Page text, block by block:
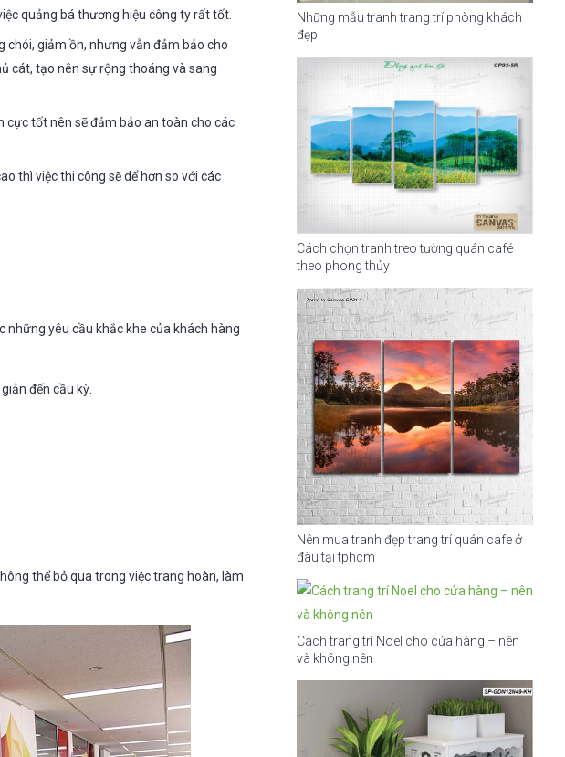
quảng bá thương hiệu công ty rất tốt.
giảm ồn, nhưng vẫn đảm bảo cho
cát, tạo nên sự rộng thoáng và sang
cực tốt nên sẽ đảm bảo an toàn cho các
thì việc thi công sẽ dể hơn so với các
yêu cầu khắc khe của khách hàng
đến cầu kỳ.
thể bỏ qua trong việc trang hoàn, làm
Những mẫu tranh trang trí phòng khách
đẹp
Cách chọn tranh treo tường quán café
theo phong thủy
Nên mua tranh đẹp trang trí quán cafe ở
đâu tại tphcm
Cách trang trí Noel cho cửa hàng – nên
và không nên